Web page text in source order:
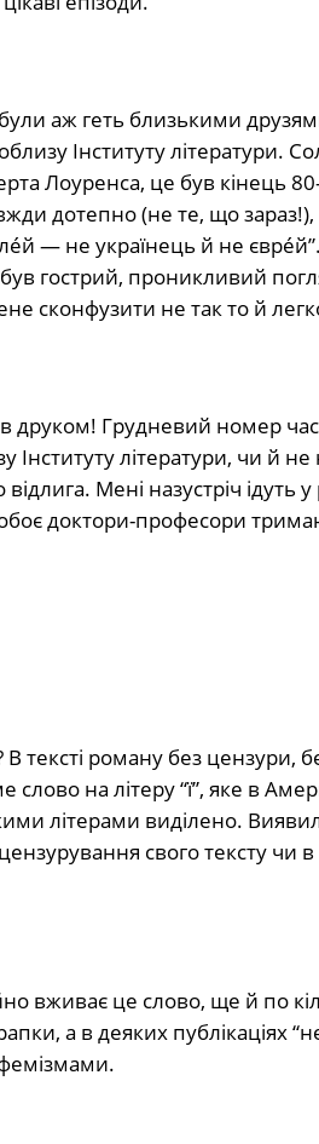
аж геть близькими
Інституту
Лоуренса, це був кінець
дотепно (не те, що
— не українець й не
був гострий, проникливий
сконфузити не так то й
Грудневий номер
Інституту літератури, чи й
Мені назустріч
доктори-професори
тексті роману без цензури,
на літеру “ї”, яке в
літерами виділено.
свого тексту чи
вживає це слово, ще й по
а в деяких публікаціях